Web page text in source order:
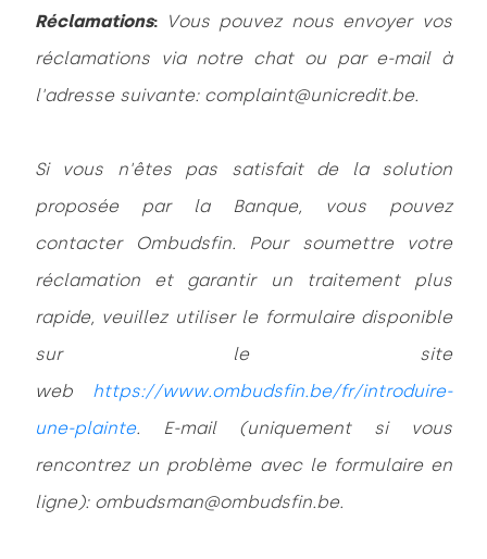
Réclamations: Vous pouvez nous envoyer vos
réclamations via notre chat ou par e-mail à
l'adresse suivante: complaint@unicredit.be.
Si vous n'êtes pas satisfait de la solution
proposée par la Banque, vous pouvez
contacter Ombudsfin. Pour soumettre votre
réclamation et garantir un traitement plus
rapide, veuillez utiliser le formulaire disponible
sur le site
web https://www.ombudsfin.be/fr/introduire-
une-plainte. E-mail (uniquement si vous
rencontrez un problème avec le formulaire en
ligne): ombudsman@ombudsfin.be.